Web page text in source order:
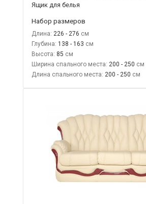
Ящик для белья
Набор размеров
Длина: 226 - 276
Глубина: 138 - 163
Высота: 85
Ширина спального места: 200 - 250
Длина спального места: 200 - 250